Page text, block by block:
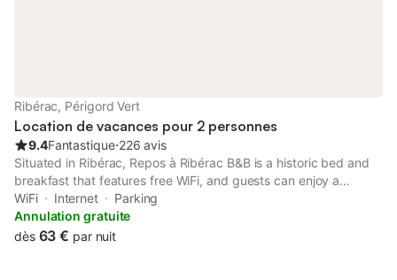
Ribérac, Périgord Vert
Location de vacances pour 2 personnes
9.4Fantastique⋅226 avis
Situated in Ribérac, Repos à Ribérac B&B is a historic bed and
breakfast that features free WiFi, and guests can enjoy a
garden and a terrace. With garden views, this accommodation
offers a patio. The bed and breakfast has family rooms.
WiFi Internet
Parking
Annulation gratuite
dès 63 € par nuit